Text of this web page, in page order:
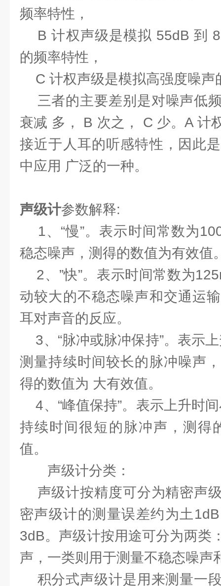
频率特性，
B 计权声级是模拟 55dB 到
的频率特性，
C 计权声级是模拟高强度噪声
三者的主要差别是对噪声低
衰减 多， B 次之， C 少。A 计
接近于人耳的听感特性，因此
中应用 广泛的一种。
声级计参数解释:
1、“慢”。表示时间常数为
稳态噪声，测得的数值为有效值
2、”快”。表示时间常数为
动较大的不稳态噪声和交通运
耳对声音的反应。
3、“脉冲或脉冲保持”。表示
测量持续时间较长的脉冲噪声
得的数值为 大有效值。
4、“峰值保持”。表示上升时
持续时间很短的脉冲声，测得
值。
声级计分类：
声级计按精度可分为精密声
密声级计的测量误差约为土
3dB。声级计按用途可分为两类
声，一类则用于测量不稳态噪声
积分式声级计是用来测量一